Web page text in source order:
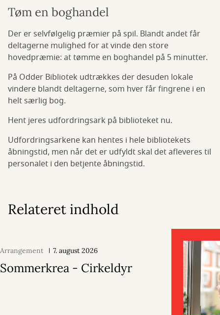
Tøm en boghandel
Der er selvfølgelig præmier på spil. Blandt andet får
deltagerne mulighed for at vinde den store
hovedpræmie: at tømme en boghandel på 5 minutter.
På Odder Bibliotek udtrækkes der desuden lokale
vindere blandt deltagerne, som hver får fingrene i en
helt særlig bog.
Hent jeres udfordringsark på biblioteket nu.
Udfordringsarkene kan hentes i hele bibliotekets
åbningstid, men når det er udfyldt skal det afleveres til
personalet i den betjente åbningstid.
Relateret indhold
Arrangement 7. august 2026
Sommerkrea - Cirkeldyr